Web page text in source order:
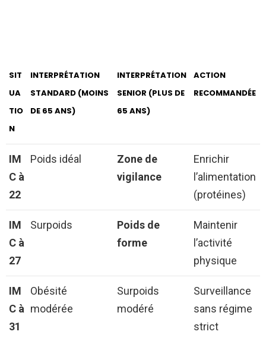
SIT
UA
TIO
N
INTERPRÉTATION
STANDARD (MOINS
DE 65 ANS)
INTERPRÉTATION
SENIOR (PLUS DE
65 ANS)
ACTION
RECOMMANDÉE
IM
C à
22
Poids idéal
Zone de
vigilance
Enrichir
l’alimentation
(protéines)
IM
C à
27
Surpoids
Poids de
forme
Maintenir
l’activité
physique
IM
C à
31
Obésité
modérée
Surpoids
modéré
Surveillance
sans régime
strict